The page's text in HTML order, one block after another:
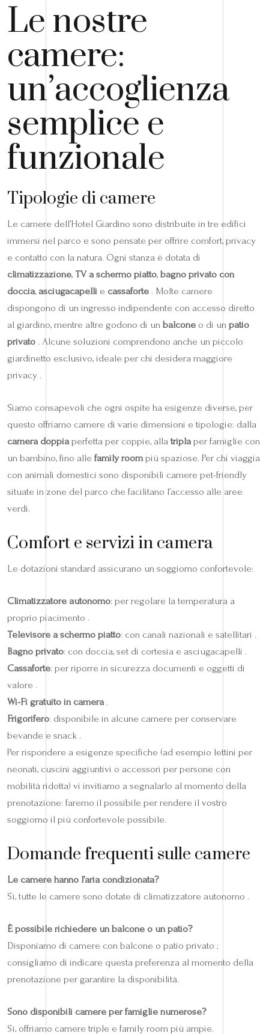
Le nostre
camere:
un’accoglienza
semplice e
funzionale
Tipologie di camere
Le camere dell’Hotel Giardino sono distribuite in tre edifici
immersi nel parco e sono pensate per offrire comfort, privacy
e contatto con la natura. Ogni stanza è dotata di
climatizzazione, TV a schermo piatto, bagno privato con
doccia, asciugacapelli e cassaforte . Molte camere
dispongono di un ingresso indipendente con accesso diretto
al giardino, mentre altre godono di un balcone o di un patio
privato . Alcune soluzioni comprendono anche un piccolo
giardinetto esclusivo, ideale per chi desidera maggiore
privacy .
Siamo consapevoli che ogni ospite ha esigenze diverse, per
questo offriamo camere di varie dimensioni e tipologie: dalla
camera doppiaperfetta per coppie, alla triplaper famiglie con
un bambino, fino alle family room più spaziose. Per chi viaggia
con animali domestici sono disponibili camere pet-friendly
situate in zone del parco che facilitano l’accesso alle aree
verdi.
Comfort e servizi in camera
Le dotazioni standard assicurano un soggiorno confortevole:
Climatizzatore autonomo: per regolare la temperatura a
proprio piacimento .
Televisore a schermo piatto: con canali nazionali e satellitari .
Bagno privato: con doccia, set di cortesia e asciugacapelli .
Cassaforte: per riporre in sicurezza documenti e oggetti di
valore .
Wi-Fi gratuito in camera.
Frigorifero: disponibile in alcune camere per conservare
bevande e snack .
Per rispondere a esigenze specifiche (ad esempio lettini per
neonati, cuscini aggiuntivi o accessori per persone con
mobilità ridotta) vi invitiamo a segnalarlo al momento della
prenotazione: faremo il possibile per rendere il vostro
soggiorno il più confortevole possibile.
Domande frequenti sulle camere
Le camere hanno l’aria condizionata?
Sì, tutte le camere sono dotate di climatizzatore autonomo .
È possibile richiedere un balcone o un patio?
Disponiamo di camere con balcone o patio privato ;
consigliamo di indicare questa preferenza al momento della
prenotazione per garantire la disponibilità.
Sono disponibili camere per famiglie numerose?
Sì, offriamo camere triple e family room più ampie.